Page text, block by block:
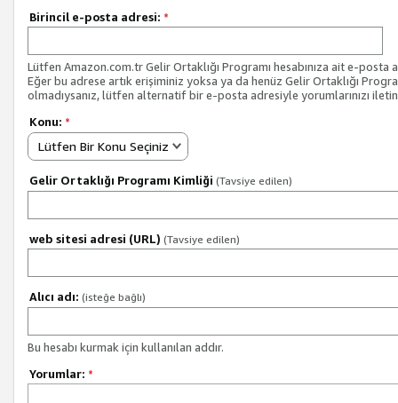
Birincil e-posta adresi: *
Lütfen Amazon.com.tr Gelir Ortaklığı Programı hesabınıza ait e-posta
Eğer bu adrese artık erişiminiz yoksa ya da henüz Gelir Ortaklığı
olmadıysanız, lütfen alternatif bir e-posta adresiyle yorumlarınızı
Konu: *
Lütfen Bir Konu Seçiniz
Gelir Ortaklığı Programı Kimliği (Tavsiye edilen)
web sitesi adresi (URL) (Tavsiye edilen)
Alıcı adı: (isteğe bağlı)
Bu hesabı kurmak için kullanılan addır.
Yorumlar: *